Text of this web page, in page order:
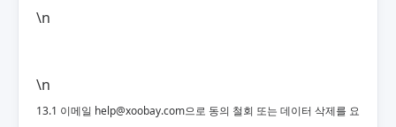
\n
\n
13.1 이메일 help@xoobay.com으로 동의 철회 또는 데이터 삭제를 요